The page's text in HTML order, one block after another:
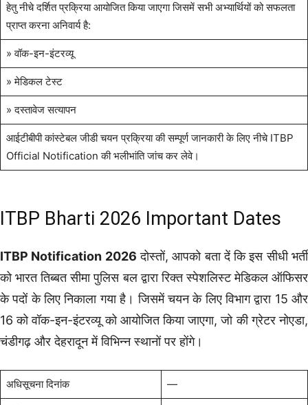
हेतु नीचे दर्शित प्रक्रिया आयोजित किया जाएगा जिसमें सभी अभ्यार्थियों को सफलता
प्राप्त करना अनिवार्य है:
» वॉक-इन-इंटरव्यू
» मेडिकल टेस्ट
» दस्तावेज सत्यापन
आईटीबीपी कांस्टेबल जीडी चयन प्रक्रिया की सम्पूर्ण जानकारी के लिए नीचे ITBP
Official Notification की भलीभांति जांच कर लेवे।
ITBP Bharti 2026 Important Dates
ITBP Notification 2026 दोस्तों, आपको बता दें कि इस सीधी भर्ती
को भारत तिब्बत सीमा पुलिस बल द्वारा रिक्त स्पेशलिस्ट मेडिकल ऑफिसर
के पदों के लिए निकाला गया है। जिसमें चयन के लिए विभाग द्वारा 15 और
16 को वॉक-इन-इंटरव्यू को आयोजित किया जाएगा, जो की ग्रेटर नोएडा,
चंडीगढ़ और देहरादून में विभिन्न स्थानों पर होंगे।
अधिसूचना दिनांक —